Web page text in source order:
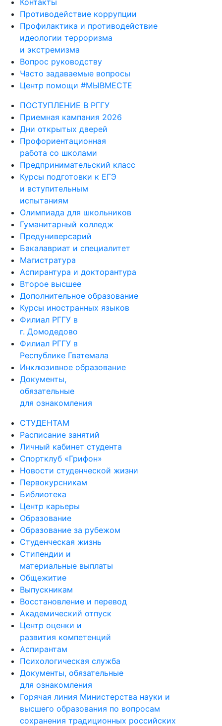
Профилактика и противодействие
идеологии терроризма
и экстремизма
Вопрос руководству
Часто задаваемые вопросы
Центр помощи #МЫВМЕСТЕ
ПОСТУПЛЕНИЕ В РГГУ
Приемная кампания 2026
Дни открытых дверей
Профориентационная
работа со школами
Предпринимательский класс
Курсы подготовки к ЕГЭ
и вступительным
испытаниям
Олимпиада для школьников
Гуманитарный колледж
Предуниверсарий
Бакалавриат и специалитет
Магистратура
Аспирантура и докторантура
Второе высшее
Дополнительное образование
Курсы иностранных языков
Филиал РГГУ в
г. Домодедово
Филиал РГГУ в
Республике Гватемала
Инклюзивное образование
Документы,
обязательные
для ознакомления
СТУДЕНТАМ
Расписание занятий
Личный кабинет студента
Спортклуб «Грифон»
Новости студенческой жизни
Первокурсникам
Библиотека
Центр карьеры
Образование
Образование за рубежом
Студенческая жизнь
Стипендии и
материальные выплаты
Общежитие
Выпускникам
Восстановление и перевод
Академический отпуск
Центр оценки и
развития компетенций
Аспирантам
Психологическая служба
Документы, обязательные
для ознакомления
Горячая линия Министерства науки и
высшего образования по вопросам
сохранения традиционных российских
духовно-нравственных ценностей